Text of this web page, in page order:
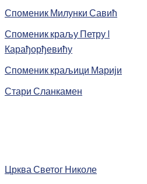
Споменик Милунки Савић
Споменик краљу Петру I
Карађорђевићу
Споменик краљици Марији
Стари Сланкамен
Црква Светог Николе